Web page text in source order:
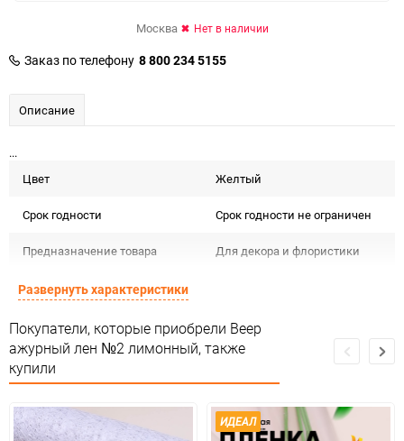
Москва Нет в наличии
Заказ по телефону 8 800 234 5155
Описание
...
Цвет
Желтый
Срок годности Срок годности не ограничен
Предназначение товара Для декора и флористики
Сертификация
Особые условия Особых условий не требует
Минимальное количество 1
Единица измерения шт
Развернуть характеристики
Покупатели, которые приобрели Веер
ажурный лен №2 лимонный, также
купили
ИДЕАЛ